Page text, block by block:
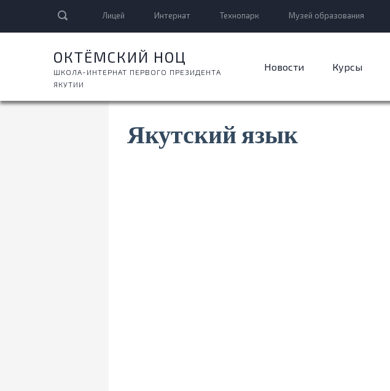
Лицей Интернат Технопарк Музей образования
ОКТЁМСКИЙ НОЦ
ШКОЛА-ИНТЕРНАТ ПЕРВОГО ПРЕЗИДЕНТА
ЯКУТИИ
Новости Курсы
Якутский язык